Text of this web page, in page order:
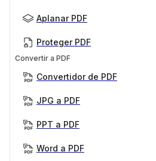
Aplanar PDF
Proteger PDF
Convertir a PDF
Convertidor de PDF
JPG a PDF
PPT a PDF
Word a PDF